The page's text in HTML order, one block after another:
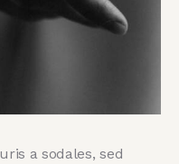
a sodales, sed